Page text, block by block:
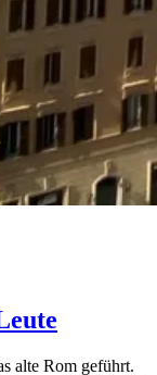
alte Rom geführt.